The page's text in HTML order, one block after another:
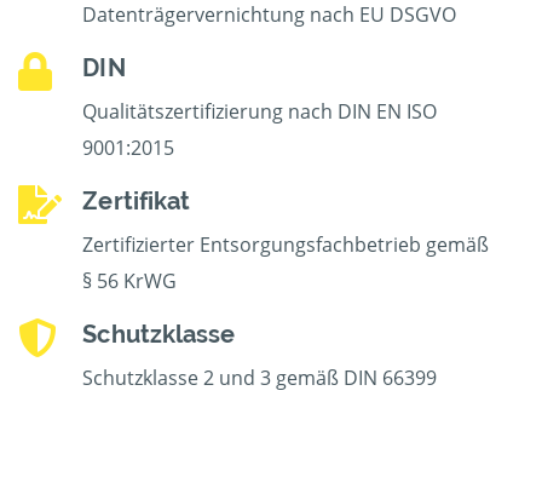
Datenträgervernichtung nach EU DSGVO
DIN
Qualitätszertifizierung nach DIN EN ISO
9001:2015
Zertifikat
Zertifizierter Entsorgungsfachbetrieb gemäß
§ 56 KrWG
Schutzklasse
Schutzklasse 2 und 3 gemäß DIN 66399